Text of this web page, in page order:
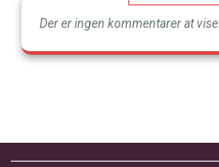
Der er ingen kommentarer at vise.